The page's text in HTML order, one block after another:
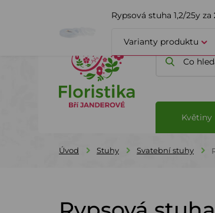
ÚVOD O
Květiny
Úvod Stuhy Svatební stuhy
Rypsová stuha 1,2/25y za
Varianty produktu